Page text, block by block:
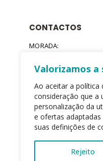
Valorizamos a
Ao aceitar a política
consideração que a
personalização da
e ofertas adaptadas
suas definições de
Rejeito
CONTACTOS
MORADA:
Colmeias - Leiria -
EMAIL: